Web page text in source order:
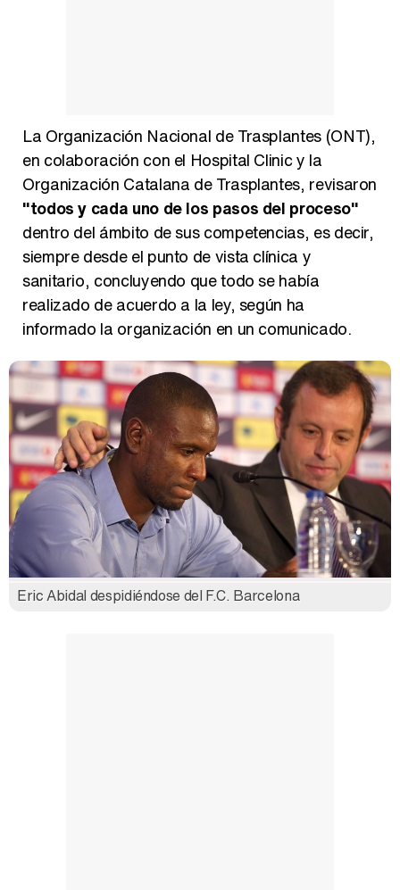
Magdalena de Suecia responde a las críticas y explica por qué le han permitido lanzar su propio negocio
La Organización Nacional de Trasplantes (ONT),
en colaboración con el Hospital Clinic y la
Organización Catalana de Trasplantes, revisaron
"todos y cada uno de los pasos del proceso"
dentro del ámbito de sus competencias, es decir,
siempre desde el punto de vista clínica y
sanitario, concluyendo que todo se había
realizado de acuerdo a la ley, según ha
informado la organización en un comunicado.
Eric Abidal despidiéndose del F.C. Barcelona